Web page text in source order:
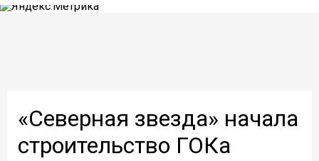
«Северная звезда» начала
строительство ГОКа